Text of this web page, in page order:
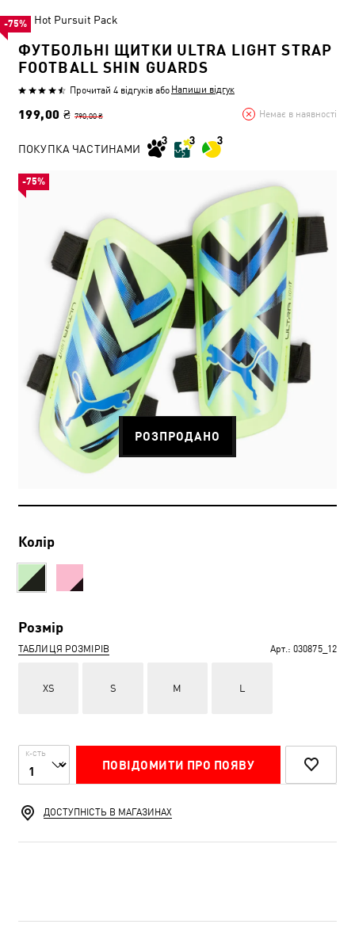
Hot Pursuit Pack
ФУТБОЛЬНІ ЩИТКИ ULTRA LIGHT STRAP
FOOTBALL SHIN GUARDS
Прочитай 4 відгуків або Напиши відгук
199,00 ₴ 790,00 ₴ Немає в наявності
-75%
ПОКУПКА ЧАСТИНАМИ
РОЗПРОДАНО
Колір
Розмір
ТАБЛИЦЯ РОЗМІРІВ Арт.: 030875_12
XS S M L
К-СТЬ
ПОВІДОМИТИ ПРО ПОЯВУ
-75%
ДОСТУПНІСТЬ В МАГАЗИНАХ